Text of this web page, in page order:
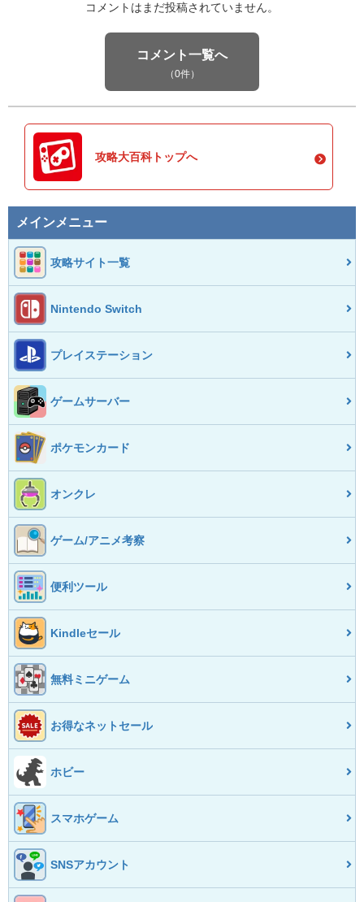
コメントはまだ投稿されていません。
コメント一覧へ
（0件）
攻略大百科トップへ
メインメニュー
攻略サイト一覧
Nintendo Switch
プレイステーション
ゲームサーバー
ポケモンカード
オンクレ
ゲーム/アニメ考察
便利ツール
Kindleセール
無料ミニゲーム
お得なネットセール
ホビー
スマホゲーム
SNSアカウント